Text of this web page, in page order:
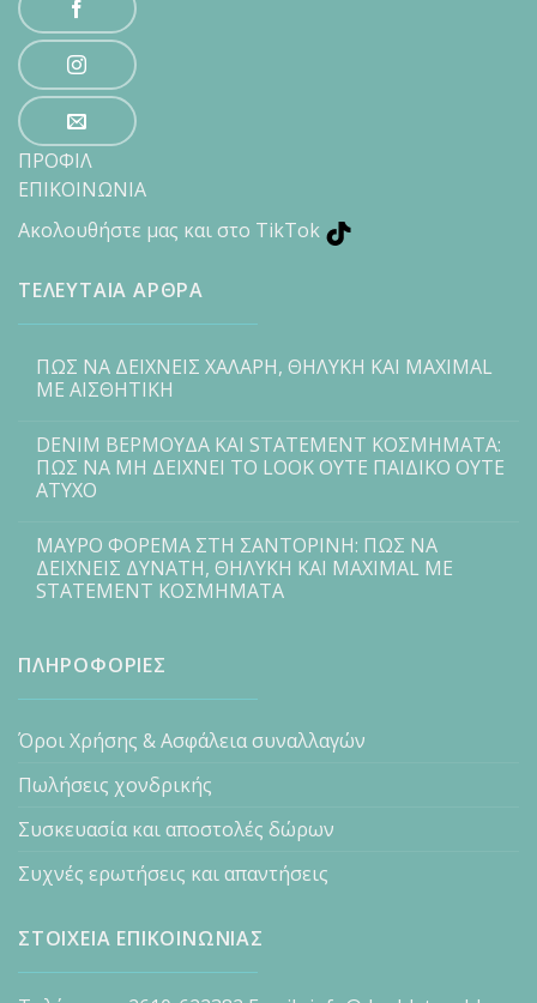
ΠΡΟΦΙΛ
ΕΠΙΚΟΙΝΩΝΙΑ
Ακολουθήστε μας και στο TikTok
ΤΕΛΕΥΤΑΙΑ ΑΡΘΡΑ
ΠΩΣ ΝΑ ΔΕΙΧΝΕΙΣ ΧΑΛΑΡΗ, ΘΗΛΥΚΗ ΚΑΙ MAXIMAL
ΜΕ ΑΙΣΘΗΤΙΚΗ
DENIM ΒΕΡΜΟΥΔΑ ΚΑΙ STATEMENT ΚΟΣΜΗΜΑΤΑ:
ΠΩΣ ΝΑ ΜΗ ΔΕΙΧΝΕΙ ΤΟ LOOK ΟΥΤΕ ΠΑΙΔΙΚΟ ΟΥΤΕ
ΑΤΥΧΟ
ΜΑΥΡΟ ΦΟΡΕΜΑ ΣΤΗ ΣΑΝΤΟΡΙΝΗ: ΠΩΣ ΝΑ
ΔΕΙΧΝΕΙΣ ΔΥΝΑΤΗ, ΘΗΛΥΚΗ ΚΑΙ MAXIMAL ΜΕ
STATEMENT ΚΟΣΜΗΜΑΤΑ
ΠΛΗΡΟΦΟΡΙΕΣ
Όροι Χρήσης & Ασφάλεια συναλλαγών
Πωλήσεις χονδρικής
Συσκευασία και αποστολές δώρων
Συχνές ερωτήσεις και απαντήσεις
ΣΤΟΙΧΕΙΑ ΕΠΙΚΟΙΝΩΝΙΑΣ